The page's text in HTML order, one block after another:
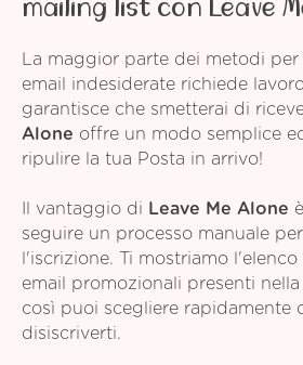
mailing list con Leave
La maggior parte dei metodi
email indesiderate richiede
garantisce che smetterai di
Alone offre un modo semplice
ripulire la tua Posta in arrivo!
Il vantaggio di Leave Me Alone
seguire un processo manuale
l'iscrizione. Ti mostriamo
email promozionali presenti
così puoi scegliere rapidamente
disiscriverti.